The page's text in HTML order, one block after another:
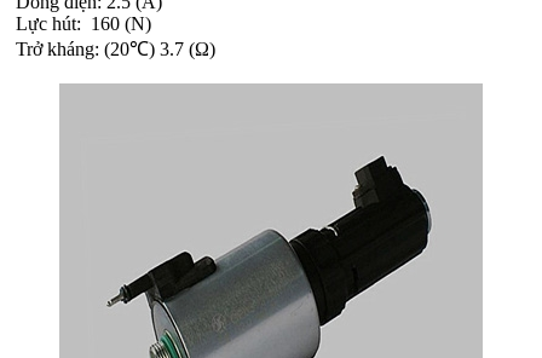
Lực hút: 160 (N)
Trở kháng: (20℃) 3.7 (Ω)